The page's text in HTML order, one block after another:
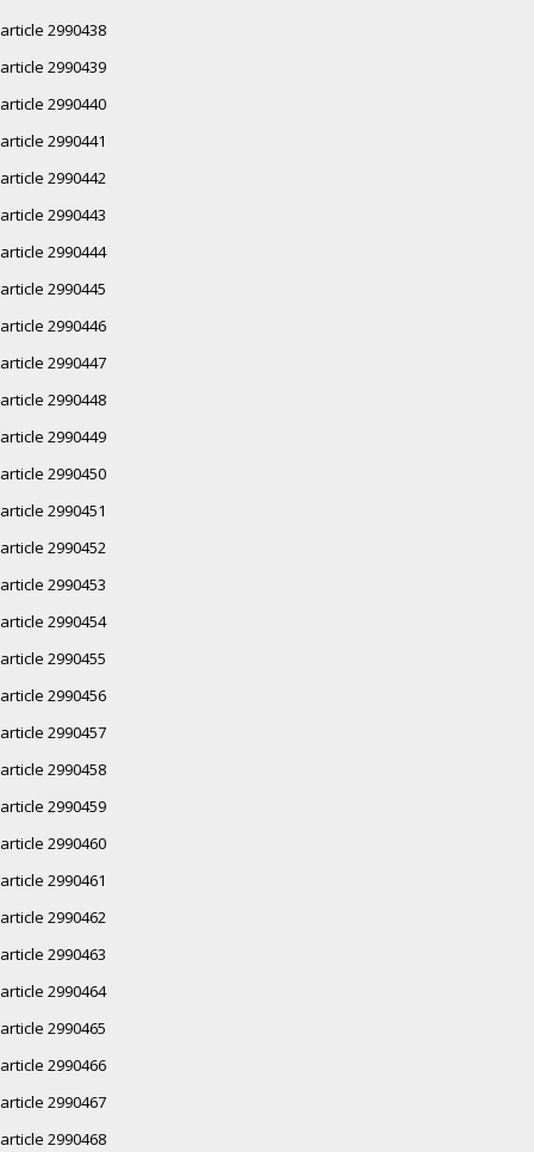
article 2990438
article 2990439
article 2990440
article 2990441
article 2990442
article 2990443
article 2990444
article 2990445
article 2990446
article 2990447
article 2990448
article 2990449
article 2990450
article 2990451
article 2990452
article 2990453
article 2990454
article 2990455
article 2990456
article 2990457
article 2990458
article 2990459
article 2990460
article 2990461
article 2990462
article 2990463
article 2990464
article 2990465
article 2990466
article 2990467
article 2990468